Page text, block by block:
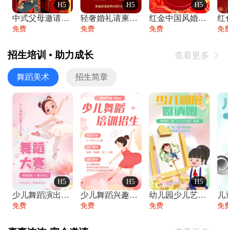
H5
中式父母邀请函婚礼结婚请柬请贴父母邀请方
免费
H5
轻奢婚礼请柬婚礼邀请函结婚照请帖
免费
H5
红金中国风婚礼请柬出阁喜宴嫁女请帖出阁宴
免费 免
招生培训 • 助力成长 查看更多 
舞蹈美术 招生简章
H5
少儿舞蹈演出舞蹈比赛跳舞大赛文艺汇演活动
免费
H5
少儿舞蹈兴趣班艺术培训学校招生宣传
免费
H5
幼儿园少儿艺术展览绘画展摄影作品展美术展
免费 免